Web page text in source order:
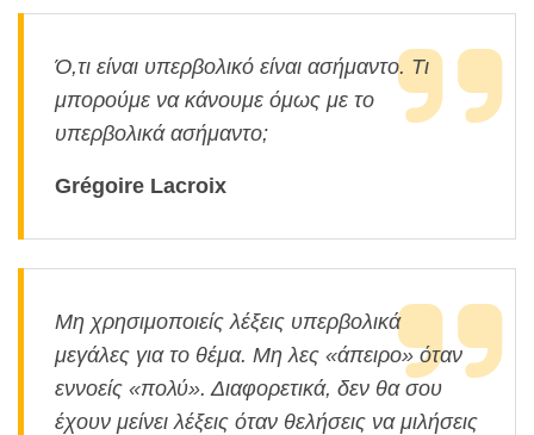
Ό,τι είναι υπερβολικό είναι ασήμαντο. Τι
μπορούμε να κάνουμε όμως με το
υπερβολικά ασήμαντο;
Grégoire Lacroix
Μη χρησιμοποιείς λέξεις υπερβολικά
μεγάλες για το θέμα. Μη λες «άπειρο» όταν
εννοείς «πολύ». Διαφορετικά, δεν θα σου
έχουν μείνει λέξεις όταν θελήσεις να μιλήσεις